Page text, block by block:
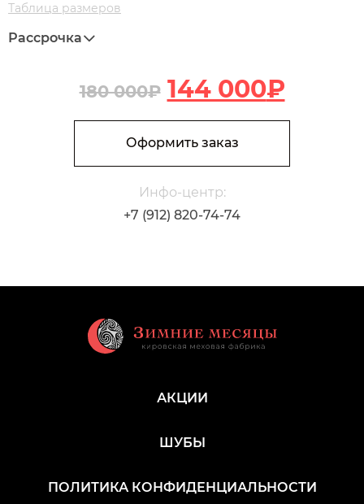
Таблица размеров
180 000₽ 144 000₽
Рассрочка
В корзину
Оформить заказ
Инфо-центр:
+7 (912) 820-74-74
АКЦИИ
ШУБЫ
ПОЛИТИКА КОНФИДЕНЦИАЛЬНОСТИ